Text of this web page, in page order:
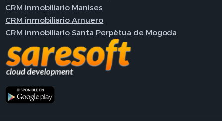
CRM inmobiliario Manises
CRM inmobiliario Arnuero
CRM inmobiliario Santa Perpètua de Mogoda